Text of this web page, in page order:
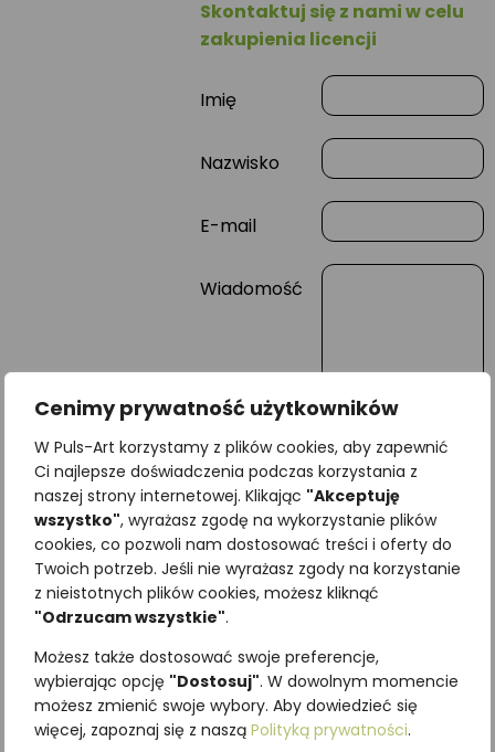
Cenimy prywatność użytkowników
W Puls-Art korzystamy z plików cookies, aby zapewnić
Ci najlepsze doświadczenia podczas korzystania z
naszej strony internetowej. Klikając "Akceptuję
wszystko", wyrażasz zgodę na wykorzystanie plików
cookies, co pozwoli nam dostosować treści i oferty do
Twoich potrzeb. Jeśli nie wyrażasz zgody na korzystanie
z nieistotnych plików cookies, możesz kliknąć
"Odrzucam wszystkie".
Możesz także dostosować swoje preferencje,
wybierając opcję "Dostosuj". W dowolnym momencie
możesz zmienić swoje wybory. Aby dowiedzieć się
więcej, zapoznaj się z naszą Polityką prywatności.
Skontaktuj się z nami w celu
zakupienia licencji
Imię
Nazwisko
E-mail
Wiadomość
Najniższa cena z ostatnich 30
dni:65,00zł
SKU:Brak danych
Kategorie:
Śpiewające
Podobne produkty